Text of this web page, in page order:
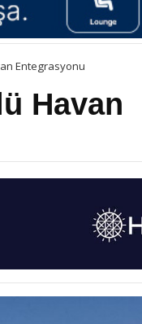
Entegrasyonu
Havan